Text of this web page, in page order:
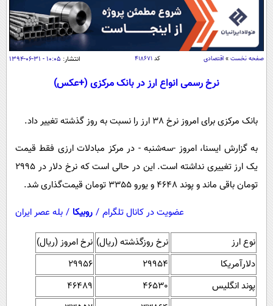
سواد زندگی
اقتصاد
اقتصادی
جامعه
حوادث
یک برش دانایی
محیط زیست
سفر و تفریح
بین الملل
فرهنگ و هنر
علم و دانش
فناوری و It
قرآن
باشگاه مغز
مجله تصویری سلاح
اقتصاد
سیاست
عصر ایران 2
خواندنی ها و دیدنی ها
داستان کوتاه
آموزش زبان
صفحه نخست » اقتصادی کد۴۱۸۶۷۱ انتشار: ۱۰:۰۵ - ۳۱-۰۶-۱۳۹۴
نرخ رسمی انواع ارز در بانک مرکزی (+عکس)
بانک مرکزی برای امروز نرخ 38 ارز را نسبت به روز گذشته تغییر داد.
به گزارش ایسنا، امروز -سه‌شنبه - در مرکز مبادلات ارزی فقط قیمت
یک ارز تغییری نداشته است. این در حالی است که نرخ دلار در 2995
تومان باقی ماند و پوند 4648 و یورو 3355 تومان قیمت‌گذاری شد.
عضویت در کانال تلگرام / روبیکا / بله عصر ایران
نوع ارز نرخ روزگذشته (ریال) نرخ امروز (ریال)
دلارآمریکا
29954
29956
پوند انگلیس
46530
46489